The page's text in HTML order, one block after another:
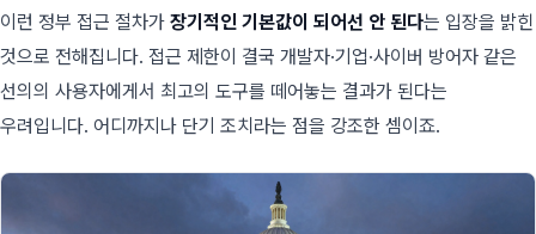
이런 정부 접근 절차가 장기적인 기본값이 되어선 안 된다는 입장을 밝힌
것으로 전해집니다. 접근 제한이 결국 개발자·기업·사이버 방어자 같은
선의의 사용자에게서 최고의 도구를 떼어놓는 결과가 된다는
우려입니다. 어디까지나 단기 조치라는 점을 강조한 셈이죠.